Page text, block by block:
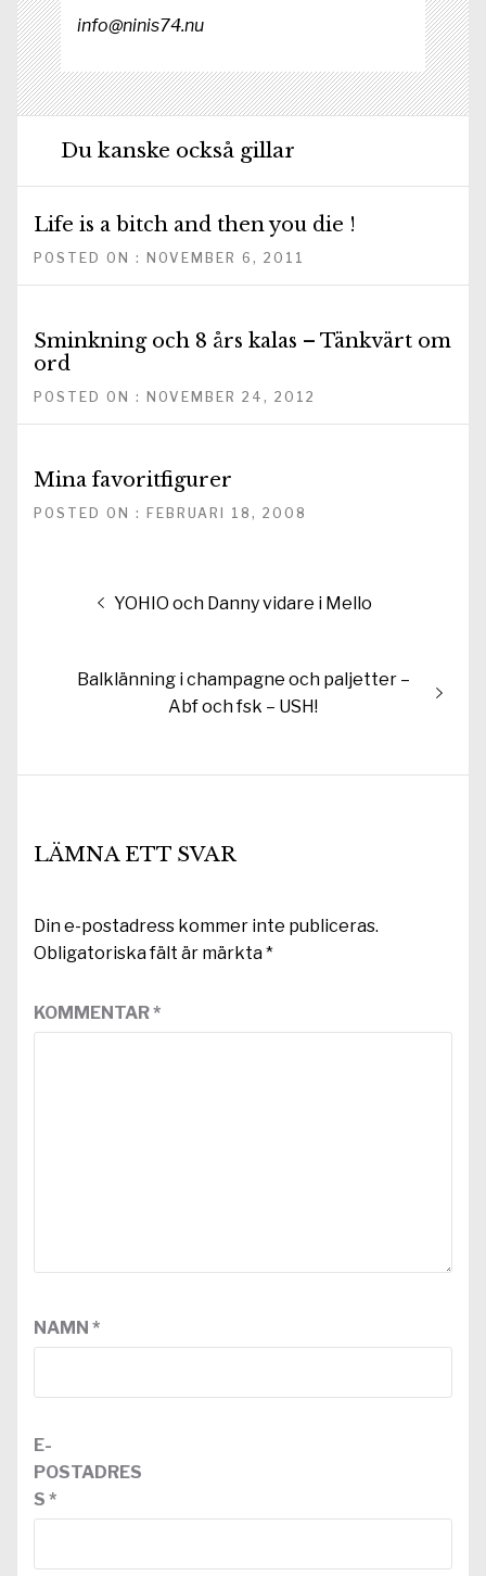
info@ninis74.nu
Du kanske också gillar
Life is a bitch and then you die !
POSTED ON : NOVEMBER 6, 2011
Sminkning och 8 års kalas – Tänkvärt om
ord
POSTED ON : NOVEMBER 24, 2012
Mina favoritfigurer
POSTED ON : FEBRUARI 18, 2008
Inläggsnavigering
Föregående
YOHIO och Danny vidare i Mello
Nästa
Balklänning i champagne och paljetter –
Abf och fsk – USH!
LÄMNA ETT SVAR
Din e-postadress kommer inte publiceras.
Obligatoriska fält är märkta*
KOMMENTAR*
NAMN *
E-
POSTADRES
S *